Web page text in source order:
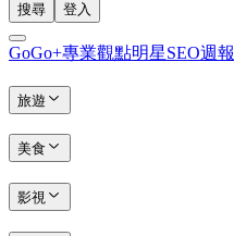
搜尋 登入
GoGo+專業觀點明星SEO週報
旅遊
美食
影視